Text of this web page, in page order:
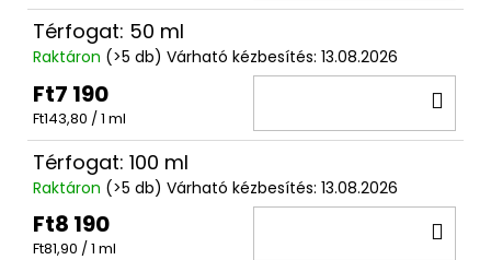
Térfogat: 50 ml
Raktáron (>5 db) Várható kézbesítés: 13.08.2026
Ft7 190
Egységár:
Ft143,80 / 1 ml
Térfogat: 100 ml
Raktáron (>5 db) Várható kézbesítés: 13.08.2026
Ft8 190
Egységár:
Ft81,90 / 1 ml